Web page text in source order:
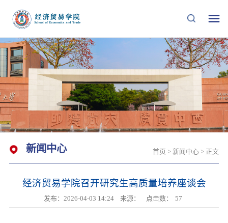
新闻中心 首页 >新闻中心 > 正文
经济贸易学院召开研究生高质量培养座谈会
发布：2026-04-03 14:24 来源： 点击数： 57